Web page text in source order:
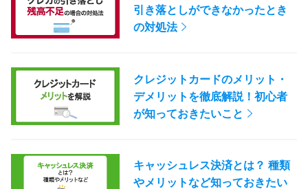
引き落としができなかったとき
の対処法
クレジットカードのメリット・
デメリットを徹底解説！初心者
が知っておきたいこと
キャッシュレス決済とは？ 種類
やメリットなど知っておきたい